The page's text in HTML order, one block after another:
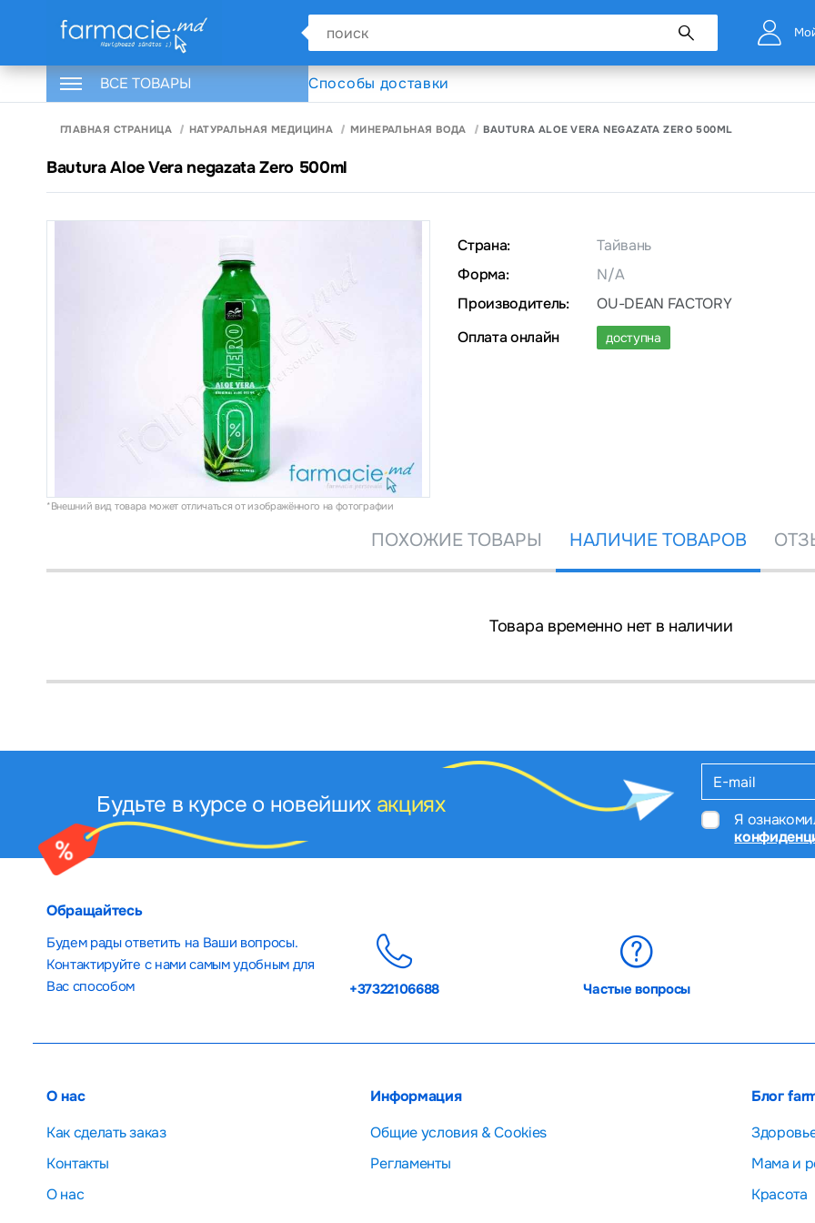
ВСЕ ТОВАРЫ Способы доставки
ГЛАВНАЯ СТРАНИЦА НАТУРАЛЬНАЯ МЕДИЦИНА МИНЕРАЛЬНАЯ ВОДА BAUTURA ALOE VERA NEGAZATA ZERO 500ML
Bautura Aloe Vera negazata Zero 500ml
*Внешний вид товара может отличаться от изображённого на фотографии
Страна:
Тайвань
Форма:
N/A
Производитель:
OU-DEAN FACTORY
Оплата онлайн
доступна
ПОХОЖИЕ ТОВАРЫ НАЛИЧИЕ ТОВАРОВ
Товара временно нет в наличии
Будьте в курсе о новейших акциях
Я
Обращайтесь
Будем рады ответить на Ваши вопросы.
Контактируйте с нами самым удобным для
Вас способом
+37322106688 Частые вопросы
О нас
Как сделать заказ
Контакты
О нас
Информация
Общие условия & Cookies
Регламенты
Блог
Мама и
Красота